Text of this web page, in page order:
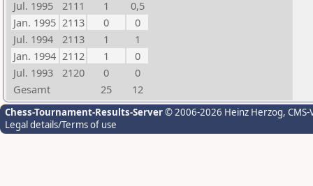
Jul. 1995 2111 1
0,5
Jan. 1995 2113 0
0
Jul. 1994
2113 1
1
Jan. 1994 2112 1
0
Jul. 1993
2120 0
0
Gesamt
25 12
Chess-Tournament-Results-Server© 2006-2026 Heinz Herzog,
Legal details/Terms of use